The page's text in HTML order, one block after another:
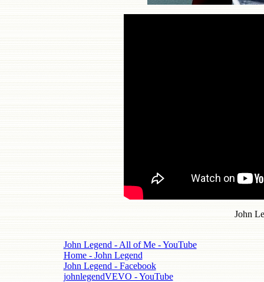
John
John Legend - All of Me - YouTube
Home - John Legend
John Legend - Facebook
johnlegendVEVO - YouTube